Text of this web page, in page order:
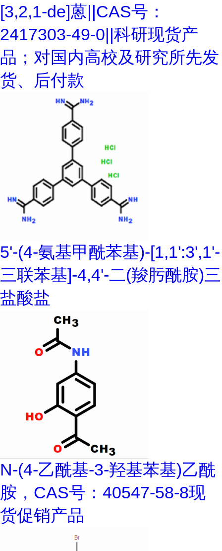
[3,2,1-de]蒽||CAS号：
2417303-49-0||科研现货产
品；对国内高校及研究所先发
货、后付款
5'-(4-氨基甲酰苯基)-[1,1':3',1'-
三联苯基]-4,4'-二(羧肟酰胺)三
盐酸盐
N-(4-乙酰基-3-羟基苯基)乙酰
胺，CAS号：40547-58-8现
货促销产品